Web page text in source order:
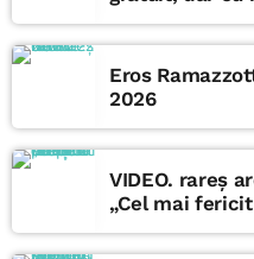
Eros
2026
VIDEO. rareș
„Cel mai